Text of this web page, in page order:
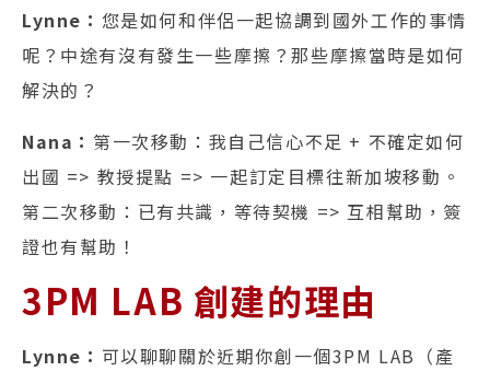
Lynne： 您是如何和伴侶一起協調到國外工作的事情
呢？中途有沒有發生一些摩擦？那些摩擦當時是如何
解決的？
Nana： 第一次移動：我自己信心不足 + 不確定如何
出國 => 教授提點 => 一起訂定目標往新加坡移動。
第二次移動：已有共識，等待契機 => 互相幫助，簽
證也有幫助！
3PM LAB 創建的理由
Lynne： 可以聊聊關於近期你創一個3PM LAB（產